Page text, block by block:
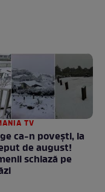
TV
ca-n povești, la
de august!
schiază pe